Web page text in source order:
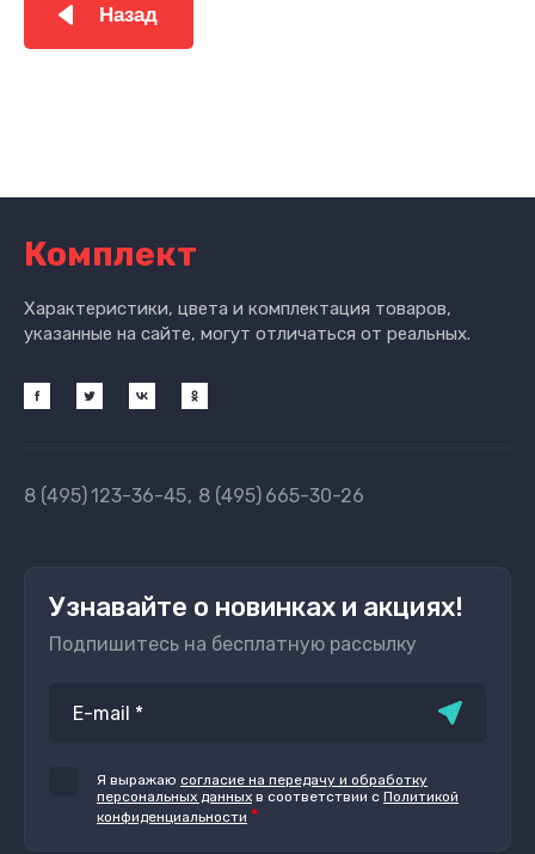
Назад
Комплект
Характеристики, цвета и комплектация товаров,
указанные на сайте, могут отличаться от реальных.
8 (495)123-36-45 8 (495) 665-30-26
Узнавайте о новинках и акциях!
Подпишитесь на бесплатную рассылку
Я выражаю согласие на передачу и обработку
персональных данных в соответствии с Политикой
конфиденциальности *